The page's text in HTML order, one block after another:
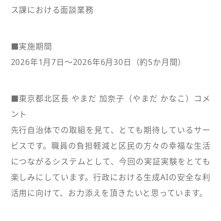
ス課における面談業務
■実施期間
2026年1月7日～2026年6月30日（約5か月間）
■東京都北区長 やまだ 加奈子（やまだ かなこ）コメ
ント
先行自治体での取組を見て、とても期待しているサー
ビスです。職員の負担軽減と区民の方々の幸福な生活
につながるシステムとして、今回の実証実験をとても
楽しみにしています。行政における生成AIの安全な利
活用に向けて、お力添えを頂きたいと思っています。